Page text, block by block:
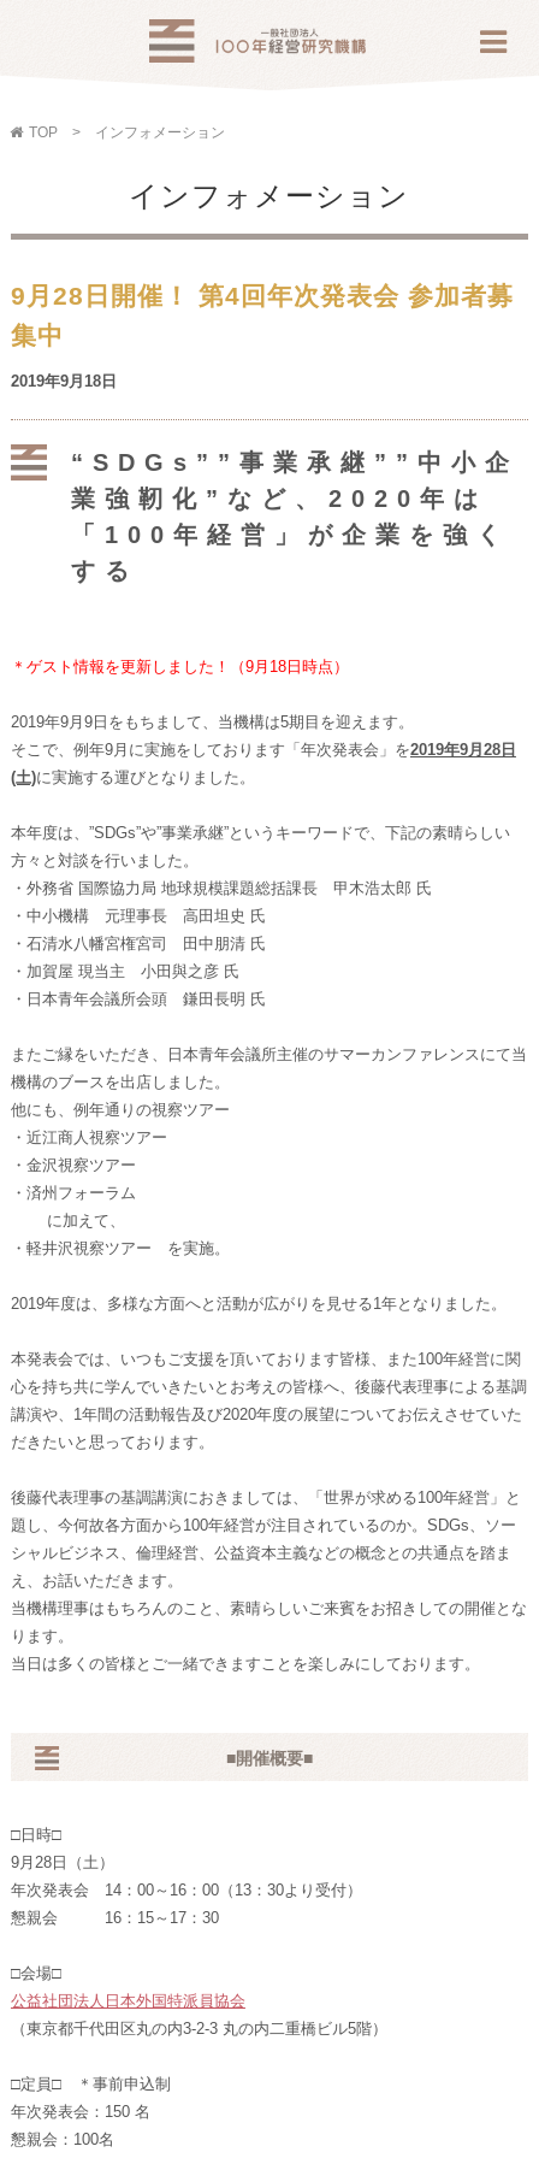
TOP インフォメーション
インフォメーション
9月28日開催！ 第4回年次発表会 参加者募
集中
2019年9月18日
“SDGs””事業承継””中小企
業強靭化”など、2020年は
「100年経営」が企業を強く
する
＊ゲスト情報を更新しました！（9月18日時点）
2019年9月9日をもちまして、当機構は5期目を迎えます。
そこで、例年9月に実施をしております「年次発表会」を2019年9月28日
(土)に実施する運びとなりました。
本年度は、”SDGs”や”事業承継”というキーワードで、下記の素晴らしい
方々と対談を行いました。
・外務省 国際協力局 地球規模課題総括課長 甲木浩太郎 氏
・中小機構 元理事長 高田坦史 氏
・石清水八幡宮権宮司 田中朋清 氏
・加賀屋 現当主 小田與之彦 氏
・日本青年会議所会頭 鎌田長明 氏
またご縁をいただき、日本青年会議所主催のサマーカンファレンスにて当
機構のブースを出店しました。
他にも、例年通りの視察ツアー
・近江商人視察ツアー
・金沢視察ツアー
・済州フォーラム
に加えて、
・軽井沢視察ツアー を実施。
2019年度は、多様な方面へと活動が広がりを見せる1年となりました。
本発表会では、いつもご支援を頂いております皆様、また100年経営に関
心を持ち共に学んでいきたいとお考えの皆様へ、後藤代表理事による基調
講演や、1年間の活動報告及び2020年度の展望についてお伝えさせていた
だきたいと思っております。
後藤代表理事の基調講演におきましては、「世界が求める100年経営」と
題し、今何故各方面から100年経営が注目されているのか。SDGs、ソー
シャルビジネス、倫理経営、公益資本主義などの概念との共通点を踏ま
え、お話いただきます。
当機構理事はもちろんのこと、素晴らしいご来賓をお招きしての開催とな
ります。
当日は多くの皆様とご一緒できますことを楽しみにしております。
■開催概要■
□日時□
9月28日（土）
年次発表会 14：00～16：00（13：30より受付）
懇親会 16：15～17：30
□会場□
公益社団法人日本外国特派員協会
（東京都千代田区丸の内3-2-3 丸の内二重橋ビル5階）
□定員□ ＊事前申込制
年次発表会：150 名
懇親会：100名